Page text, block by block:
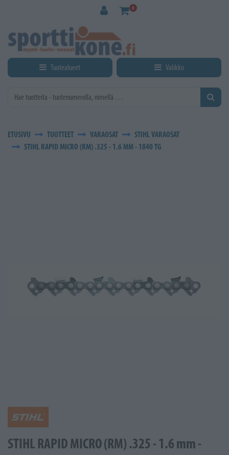
0
Tuotealueet Valikko
ETUSIVU TUOTTEET VARAOSAT
STIHL VARAOSAT
STIHL RAPID MICRO (RM) .325 - 1.6 MM - 1840 TG
STIHL RAPID MICRO (RM) .325 - 1.6 mm -